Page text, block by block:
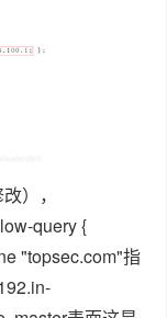
），
query {
"topsec.com"指